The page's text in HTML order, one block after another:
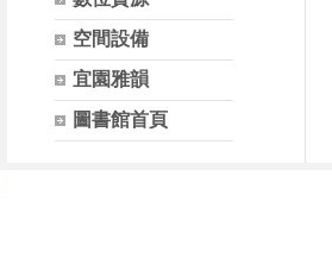
空間設備
宜園雅韻
圖書館首頁